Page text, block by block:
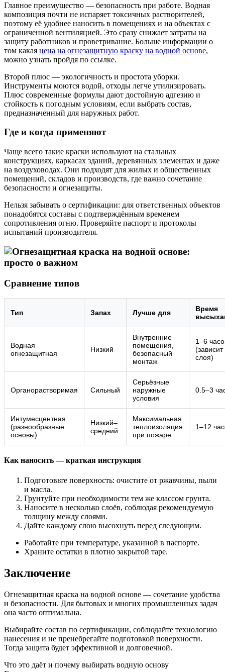
Главное преимущество — безопасность при работе. Водная
композиция почти не испаряет токсичных растворителей,
поэтому её удобнее наносить в помещениях и на объектах с
ограниченной вентиляцией. Это сразу снижает затраты на
защиту работников и проветривание. Больше информации о
том какая цена на огнезащитную краску на водной основе,
можно узнать пройдя по ссылке.
Второй плюс — экологичность и простота уборки.
Инструменты моются водой, отходы легче утилизировать.
Плюс современные формулы дают достойную адгезию и
стойкость к погодным условиям, если выбрать состав,
предназначенный для наружных работ.
Где и когда применяют
Чаще всего такие краски используют на стальных
конструкциях, каркасах зданий, деревянных элементах и даже
на воздуховодах. Они подходят для жилых и общественных
помещений, складов и производств, где важно сочетание
безопасности и огнезащиты.
Нельзя забывать о сертификации: для ответственных объектов
понадобятся составы с подтверждённым временем
сопротивления огню. Проверяйте паспорт и протоколы
испытаний производителя.
Сравнение типов
Тип Запах Лучше для
Время
Водная
огнезащитная
Низкий
Внутренние
помещения,
безопасный
монтаж
1–6
(зависит
слоя)
Органорастворимая Сильный
Серьёзные
наружные
условия
0.5–3
Интумесцентная
(разнообразные
основы)
Низкий–
средний
Максимальная
теплоизоляция
при пожаре
1–12
Как наносить — краткая инструкция
Подготовьте поверхность: очистите от ржавчины, пыли
и масла.
Грунтуйте при необходимости тем же классом грунта.
Наносите в несколько слоёв, соблюдая рекомендуемую
толщину между слоями.
Дайте каждому слою высохнуть перед следующим.
Работайте при температуре, указанной в паспорте.
Храните остатки в плотно закрытой таре.
Заключение
Огнезащитная краска на водной основе — сочетание удобства
и безопасности. Для бытовых и многих промышленных задач
она часто оптимальна.
Выбирайте состав по сертификации, соблюдайте технологию
нанесения и не пренебрегайте подготовкой поверхности.
Тогда защита будет эффективной и долговечной.
Что это даёт и почему выбирать водную основу